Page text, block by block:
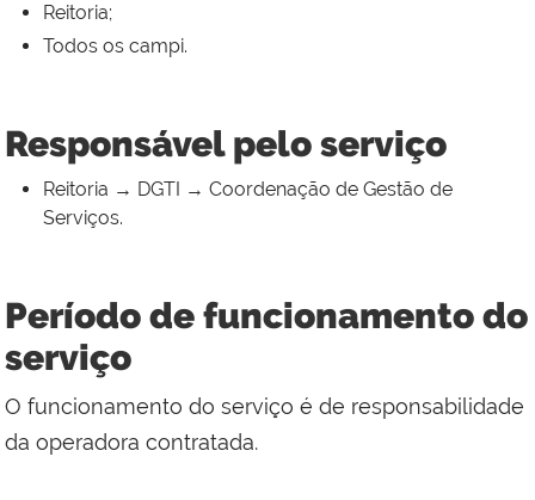
Reitoria;
Todos os campi.
Responsável pelo serviço
Reitoria → DGTI → Coordenação de Gestão de
Serviços.
Período de funcionamento do
serviço
O funcionamento do serviço é de responsabilidade
da operadora contratada.